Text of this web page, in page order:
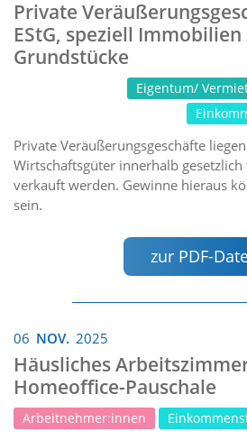
Private
EStG, speziell Immobilien
Grundstücke
Eigentum/
Private Veräußerungsgeschäfte
Wirtschaftsgüter innerhalb gesetzlich
verkauft werden. Gewinne hieraus
sein.
zur PDF-
06 NOV. 2025
Häusliches
Homeoffice-Pauschale
Arbeitnehmer:innen